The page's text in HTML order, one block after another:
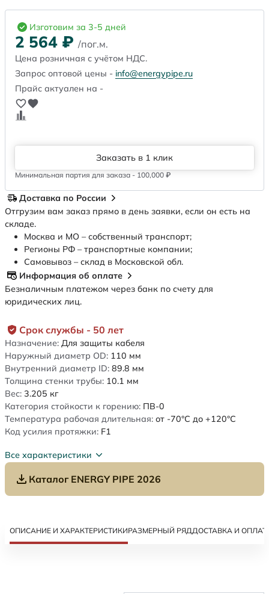
Срок службы - 50 лет
Назначение: Для защиты кабеля
Наружный диаметр OD: 110 мм
Внутренний диаметр ID: 89.8 мм
Толщина стенки трубы: 10.1 мм
Вес: 3.205 кг
Категория стойкости к горению: ПВ-0
Температура рабочая длительная: от -70°C до +120°C
Код усилия протяжки: F1
Все характеристики
Каталог ENERGY PIPE 2026
Изготовим за 3-5 дней
2 564 ₽ /пог.м.
Цена розничная с учётом НДС.
Запрос оптовой цены - info@energypipe.ru
Прайс актуален на -
Заказать в 1 клик
Минимальная партия для заказа - 100,000 ₽
Доставка по России
Отгрузим вам заказ прямо в день заявки, если он есть на
складе.
Москва и МО – собственный транспорт;
Регионы РФ – транспортные компании;
Самовывоз – склад в Московской обл.
Информация об оплате
Безналичным платежом через банк по счету для
юридических лиц.
ОПИСАНИЕ И ХАРАКТЕРИСТИКИРАЗМЕРНЫЙ РЯДДОСТАВКА И